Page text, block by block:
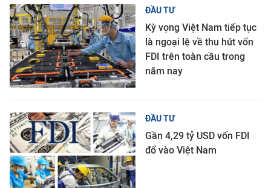
ĐẦU TƯ
Kỳ vọng Việt Nam tiếp tục
là ngoại lệ về thu hút vốn
FDI trên toàn cầu trong
năm nay
ĐẦU TƯ
Gần 4,29 tỷ USD vốn FDI
đổ vào Việt Nam